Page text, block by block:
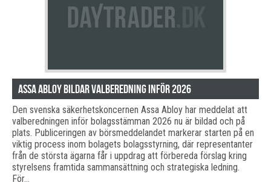
Assa Abloy bildar valberedning inför 2026
Den svenska säkerhetskoncernen Assa Abloy har meddelat att
valberedningen inför bolagsstämman 2026 nu är bildad och på
plats. Publiceringen av börsmeddelandet markerar starten på en
viktig process inom bolagets bolagsstyrning, där representanter
från de största ägarna får i uppdrag att förbereda förslag kring
styrelsens framtida sammansättning och strategiska ledning.
För…